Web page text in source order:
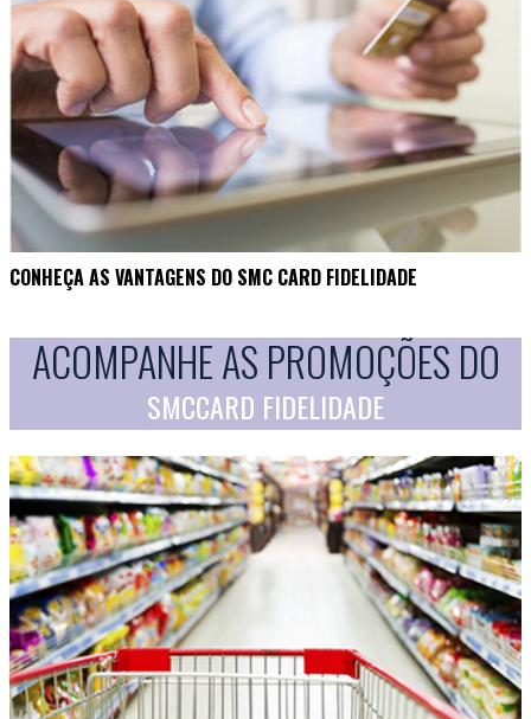
CONHEÇA AS VANTAGENS DO SMC CARD FIDELIDADE
ACOMPANHE AS PROMOÇÕES DO
SMCCARD FIDELIDADE